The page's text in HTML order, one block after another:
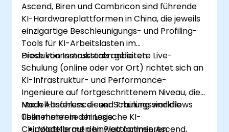
Ascend, Biren und Cambricon sind führende
KI-Hardwareplattformen in China, die jeweils
einzigartige Beschleunigungs- und Profiling-
Tools für KI-Arbeitslasten im
Produktionsmassstab anbieten.
Diese von Instruktoren geleitete Live-
Schulung (online oder vor Ort) richtet sich an
KI-Infrastruktur- und Performance-
Ingenieure auf fortgeschrittenem Niveau, die
Modell-Inference- und Trainingsworkflows
über mehrere chinesische KI-
Chipplattformen hinweg optimieren
Nach Abschluss dieser Schulung sind die
Teilnehmer in der Lage:
Modelle auf den Plattformen Ascend,